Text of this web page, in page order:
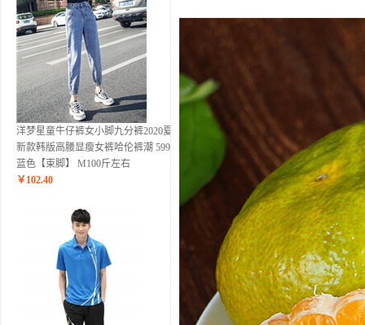
洋梦星童牛仔裤女小脚九分裤2020夏季
新款韩版高腰显瘦女裤哈伦裤潮 5995浅
蓝色【束脚】 M100斤左右
￥ 102.40